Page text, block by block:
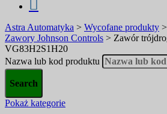
Astra Automatyka > Wycofane produkty >
Zawory Johnson Controls > Zawór
VG83H2S1H20
Nazwa lub kod produktu
Pokaż kategorie